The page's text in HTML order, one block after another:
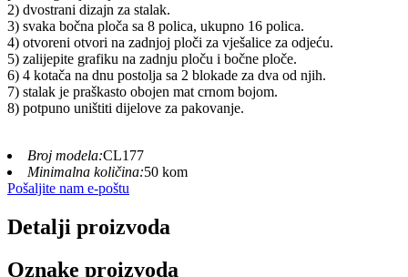
2) dvostrani dizajn za stalak.
3) svaka bočna ploča sa 8 polica, ukupno 16 polica.
4) otvoreni otvori na zadnjoj ploči za vješalice za odjeću.
5) zalijepite grafiku na zadnju ploču i bočne ploče.
6) 4 kotača na dnu postolja sa 2 blokade za dva od njih.
7) stalak je praškasto obojen mat crnom bojom.
8) potpuno uništiti dijelove za pakovanje.
Broj modela:CL177
Minimalna količina:50 kom
Pošaljite nam e-poštu
Detalji proizvoda
Oznake proizvoda